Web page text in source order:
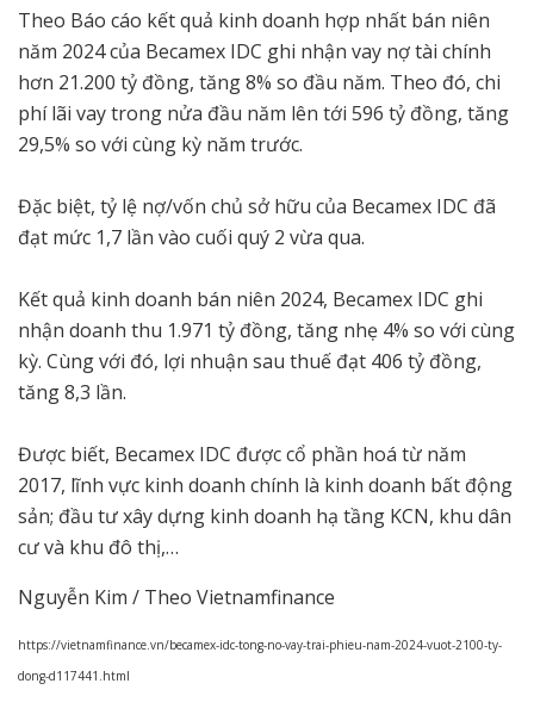
Theo Báo cáo kết quả kinh doanh hợp nhất bán niên
năm 2024 của Becamex IDC ghi nhận vay nợ tài chính
hơn 21.200 tỷ đồng, tăng 8% so đầu năm. Theo đó, chi
phí lãi vay trong nửa đầu năm lên tới 596 tỷ đồng, tăng
29,5% so với cùng kỳ năm trước.
Đặc biệt, tỷ lệ nợ/vốn chủ sở hữu của Becamex IDC đã
đạt mức 1,7 lần vào cuối quý 2 vừa qua.
Kết quả kinh doanh bán niên 2024, Becamex IDC ghi
nhận doanh thu 1.971 tỷ đồng, tăng nhẹ 4% so với cùng
kỳ. Cùng với đó, lợi nhuận sau thuế đạt 406 tỷ đồng,
tăng 8,3 lần.
Được biết, Becamex IDC được cổ phần hoá từ năm
2017, lĩnh vực kinh doanh chính là kinh doanh bất động
sản; đầu tư xây dựng kinh doanh hạ tầng KCN, khu dân
cư và khu đô thị,…
Nguyễn Kim / Theo Vietnamfinance
https://vietnamfinance.vn/becamex-idc-tong-no-vay-trai-phieu-nam-2024-vuot-2100-ty-
dong-d117441.html